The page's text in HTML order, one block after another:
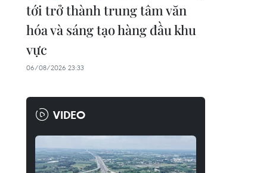
tới trở thành trung tâm văn
hóa và sáng tạo hàng đầu khu
vực
06/08/2026 23:33
VIDEO